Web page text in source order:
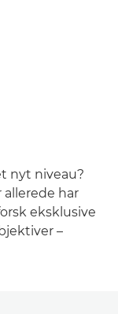
nyt niveau?
har
eksklusive
–